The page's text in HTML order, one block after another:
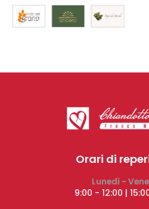
Orari di
Lunedì -
9:00 - 12:00 |